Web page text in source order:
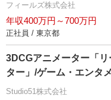
フィールズ株式会社
年収400万円～700万円
正社員 / 東京都
3DCGアニメーター「
ター」/ゲーム・エンタメ
Studio51株式会社